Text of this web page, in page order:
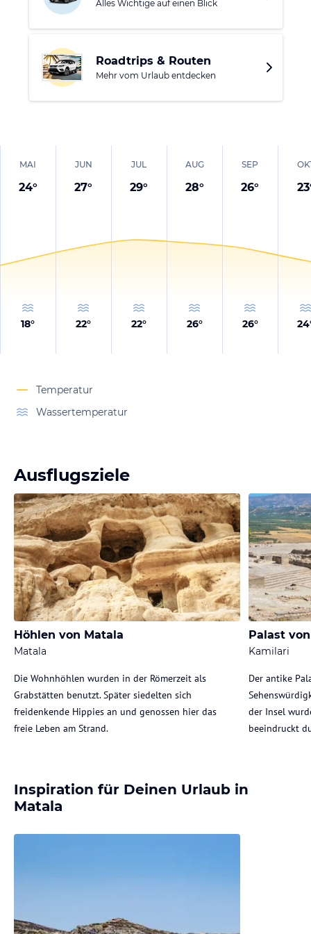
Funde der Umgebung erkunden oder sich mit dem Wagen
Alles Wichtige auf einen Blick
Roadtrips & Routen
Mehr vom Urlaub entdecken
MAI
24°
18°
JUN
27°
22°
JUL
29°
22°
AUG
28°
26°
SEP
26°
26°
23
24
Temperatur
Wassertemperatur
Ausflugsziele
Höhlen von Matala
Matala
Die Wohnhöhlen wurden in der Römerzeit als
Grabstätten benutzt. Später siedelten sich
freidenkende Hippies an und genossen hier das
freie Leben am Strand.
Palast
Kamilari
Der antike
der Insel
beeindruckt
Inspiration für Deinen Urlaub in
Matala